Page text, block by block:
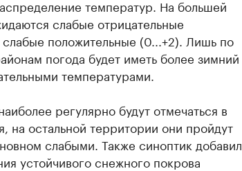
температур. На большей
слабые отрицательные
положительные (0...+2). Лишь по
погода будет иметь более зимний
температурами.
регулярно будут отмечаться в
на остальной территории они пройдут
слабыми. Также синоптик добавил,
устойчивого снежного покрова